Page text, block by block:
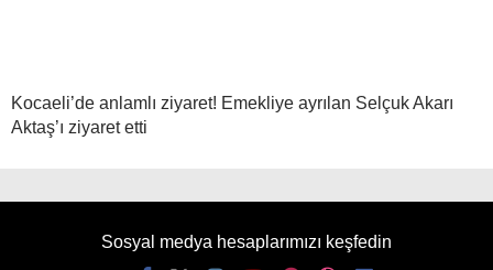
Kocaeli’de anlamlı ziyaret! Emekliye ayrılan Selçuk Akarı
Aktaş’ı ziyaret etti
Sosyal medya hesaplarımızı keşfedin